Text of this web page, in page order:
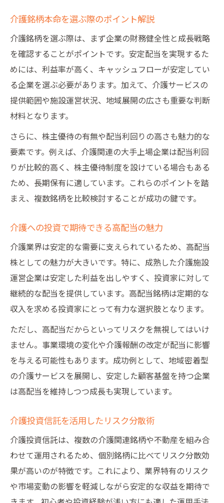
介護関連企業の持続的成長力を検証する
介護投資信託で長期展望を描くポイント
介護銘柄本命を選ぶ際のポイント解説
介護銘柄を選ぶ際は、まず企業の財務健全性と成長戦略
を確認することがポイントです。安定配当を実現するた
めには、利益率が高く、キャッシュフローが安定してい
る企業を選ぶ必要があります。加えて、介護サービスの
提供範囲や施設運営状況、地域展開の広さも重要な判断
材料となります。
さらに、株主優待の有無や配当利回りの高さも魅力的な
要素です。例えば、介護関連の大手上場企業は配当利回
りが比較的高く、株主優待制度を設けている場合もある
ため、長期保有に適しています。これらのポイントを踏
まえ、複数銘柄を比較検討することが成功の鍵です。
介護への投資で期待できる高配当の魅力
介護業界は安定的な需要に支えられているため、高配当
株としての魅力が大きいです。特に、成熟した介護施設
運営企業は安定した利益を出しやすく、投資家に対して
継続的な配当を提供しています。高配当銘柄は定期的な
収入を求める投資家にとって有力な選択肢となります。
ただし、高配当だからといってリスクを無視してはいけ
ません。事業環境の変化や介護報酬の改定が配当に影響
を与える可能性もあります。成功例として、地域密着型
の介護サービスを展開し、安定した顧客基盤を持つ企業
は高配当を維持しつつ成長も実現しています。
介護投資信託を活用したリスク分散術
介護投資信託は、複数の介護関連銘柄や不動産を組み合
わせて運用されるため、個別銘柄に比べてリスク分散効
果が高いのが特徴です。これにより、業界特有のリスク
や市場変動の影響を軽減しながら安定的な収益を期待で